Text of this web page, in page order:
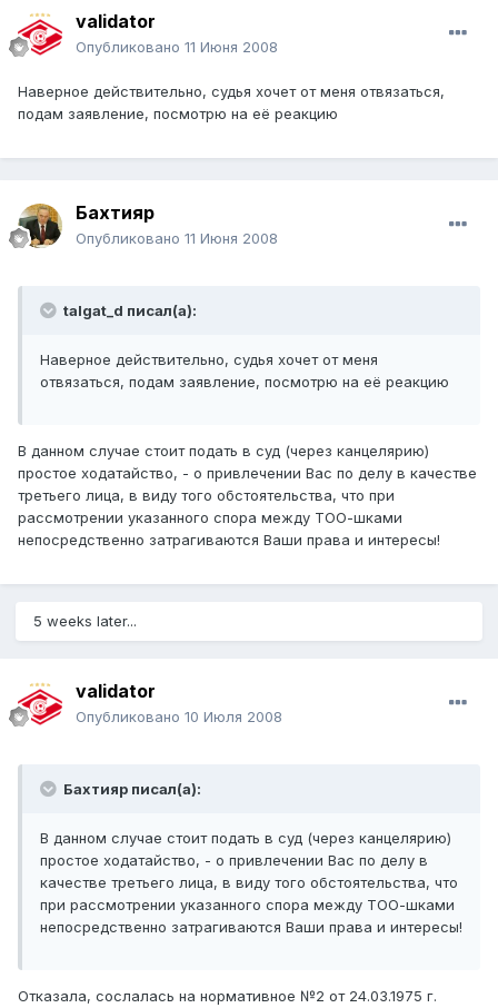
validator
Опубликовано 11 Июня 2008
Наверное действительно, судья хочет от меня отвязаться,
подам заявление, посмотрю на её реакцию
Бахтияр
Опубликовано 11 Июня 2008
talgat_d писал(а):
Наверное действительно, судья хочет от меня
отвязаться, подам заявление, посмотрю на её реакцию
В данном случае стоит подать в суд (через канцелярию)
простое ходатайство, - о привлечении Вас по делу в качестве
третьего лица, в виду того обстоятельства, что при
рассмотрении указанного спора между ТОО-шками
непосредственно затрагиваются Ваши права и интересы!
5 weeks later...
validator
Опубликовано 10 Июля 2008
Бахтияр писал(а):
В данном случае стоит подать в суд (через канцелярию)
простое ходатайство, - о привлечении Вас по делу в
качестве третьего лица, в виду того обстоятельства, что
при рассмотрении указанного спора между ТОО-шками
непосредственно затрагиваются Ваши права и интересы!
Отказала, сослалась на нормативное №2 от 24.03.1975 г.